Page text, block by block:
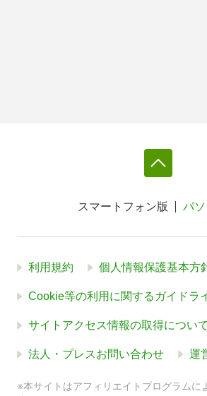
スマートフォン版 パ
利用規約 個人情報保護基本方
Cookie等の利用に関するガイドラ
サイトアクセス情報の取得について
法人・プレスお問い合わせ 運
※本サイトはアフィリエイトプログラムに